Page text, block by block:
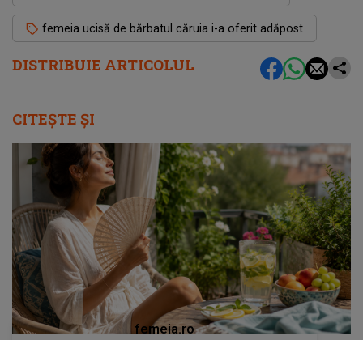
DISTRIBUIE ARTICOLUL
femeia ucisă de bărbatul căruia i-a oferit adăpost
CITEȘTE ȘI
femeia.ro